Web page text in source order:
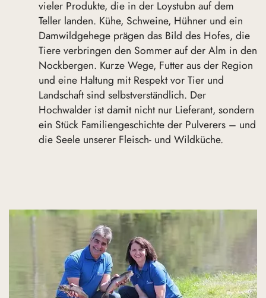
vieler Produkte, die in der Loystubn auf dem
Teller landen. Kühe, Schweine, Hühner und ein
Damwildgehege prägen das Bild des Hofes, die
Tiere verbringen den Sommer auf der Alm in den
Nockbergen. Kurze Wege, Futter aus der Region
und eine Haltung mit Respekt vor Tier und
Landschaft sind selbstverständlich. Der
Hochwalder ist damit nicht nur Lieferant, sondern
ein Stück Familiengeschichte der Pulverers – und
die Seele unserer Fleisch- und Wildküche.